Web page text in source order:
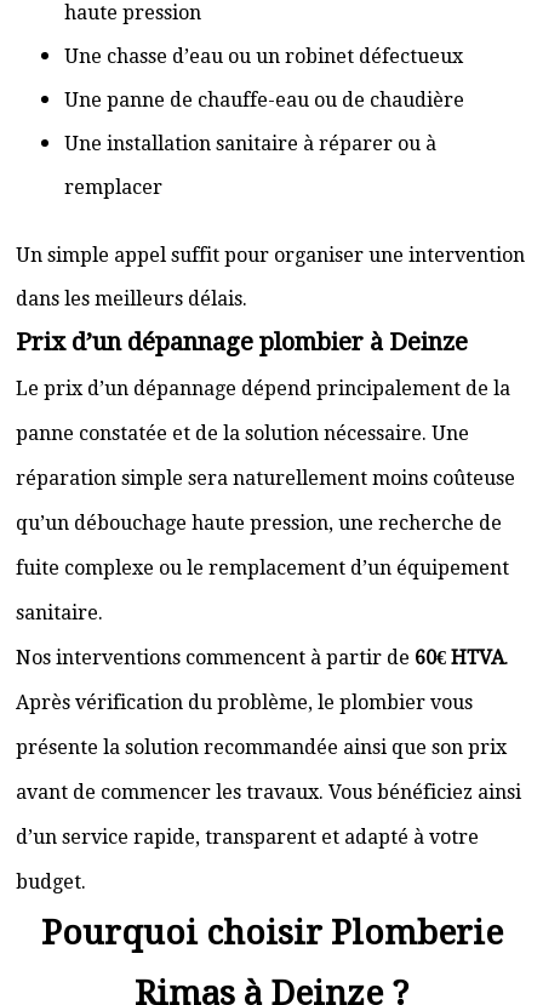
haute pression
Une chasse d’eau ou un robinet défectueux
Une panne de chauffe-eau ou de chaudière
Une installation sanitaire à réparer ou à
remplacer
Un simple appel suffit pour organiser une intervention
dans les meilleurs délais.
Prix d’un dépannage plombier à Deinze
Le prix d’un dépannage dépend principalement de la
panne constatée et de la solution nécessaire. Une
réparation simple sera naturellement moins coûteuse
qu’un débouchage haute pression, une recherche de
fuite complexe ou le remplacement d’un équipement
sanitaire.
Nos interventions commencent à partir de 60€ HTVA.
Après vérification du problème, le plombier vous
présente la solution recommandée ainsi que son prix
avant de commencer les travaux. Vous bénéficiez ainsi
d’un service rapide, transparent et adapté à votre
budget.
Pourquoi choisir Plomberie
Rimas à Deinze ?